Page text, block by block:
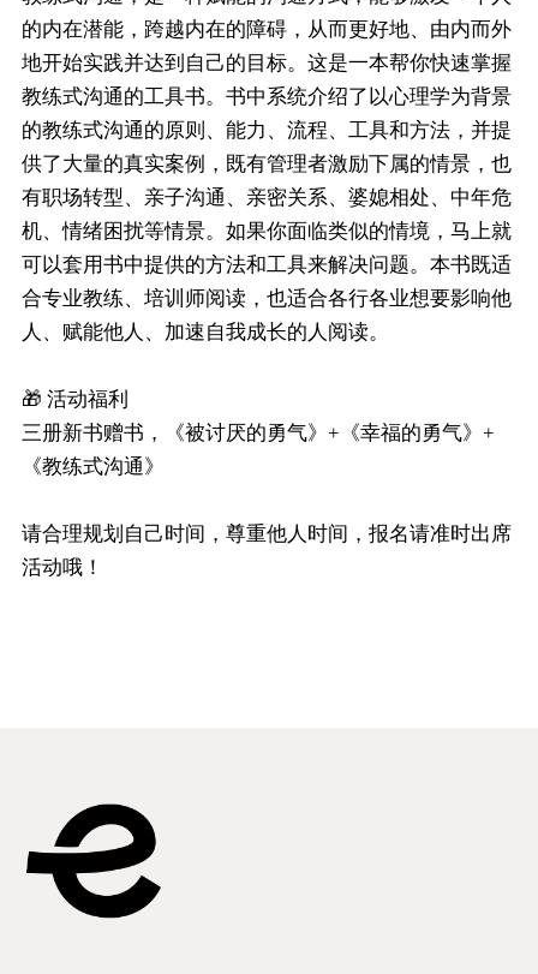
的内在潜能，跨越内在的障碍，从而更好地、由内而外
地开始实践并达到自己的目标。这是一本帮你快速掌握
教练式沟通的工具书。书中系统介绍了以心理学为背景
的教练式沟通的原则、能力、流程、工具和方法，并提
供了大量的真实案例，既有管理者激励下属的情景，也
有职场转型、亲子沟通、亲密关系、婆媳相处、中年危
机、情绪困扰等情景。如果你面临类似的情境，马上就
可以套用书中提供的方法和工具来解决问题。本书既适
合专业教练、培训师阅读，也适合各行各业想要影响他
人、赋能他人、加速自我成长的人阅读。
🎁 活动福利
三册新书赠书，《被讨厌的勇气》+《幸福的勇气》+
《教练式沟通》
请合理规划自己时间，尊重他人时间，报名请准时出席
活动哦！